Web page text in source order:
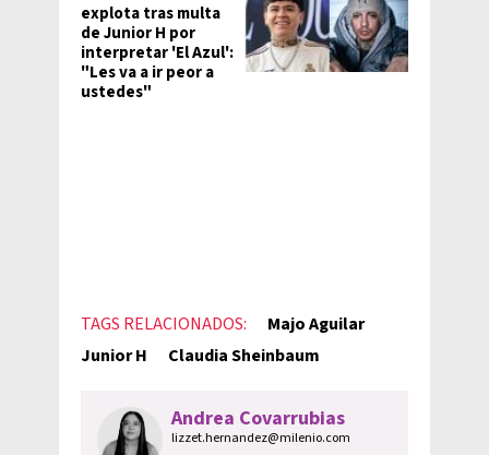
explota tras multa
de Junior H por
interpretar 'El Azul':
"Les va a ir peor a
ustedes"
TAGS RELACIONADOS:
Majo Aguilar
Junior H
Claudia Sheinbaum
Andrea Covarrubias
lizzet.hernandez@milenio.com